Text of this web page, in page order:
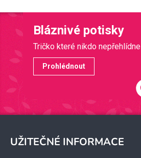
Bláznivé potisky
Tričko které nikdo nepřehlídne
Prohlédnout
UŽITEČNÉ INFORMACE